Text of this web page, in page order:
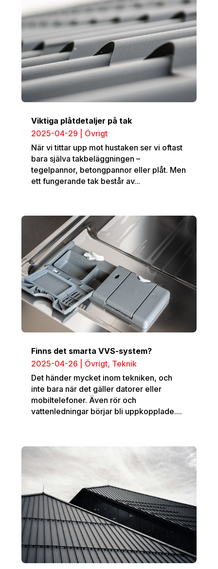
Viktiga plåtdetaljer på tak
2025-04-29
Övrigt
När vi tittar upp mot hustaken ser vi oftast
bara själva takbeläggningen –
tegelpannor, betongpannor eller plåt. Men
ett fungerande tak består av...
Finns det smarta VVS-system?
2025-04-26
Övrigt, Teknik
Det händer mycket inom tekniken, och
inte bara när det gäller datorer eller
mobiltelefoner. Även rör och
vattenledningar börjar bli uppkopplade....